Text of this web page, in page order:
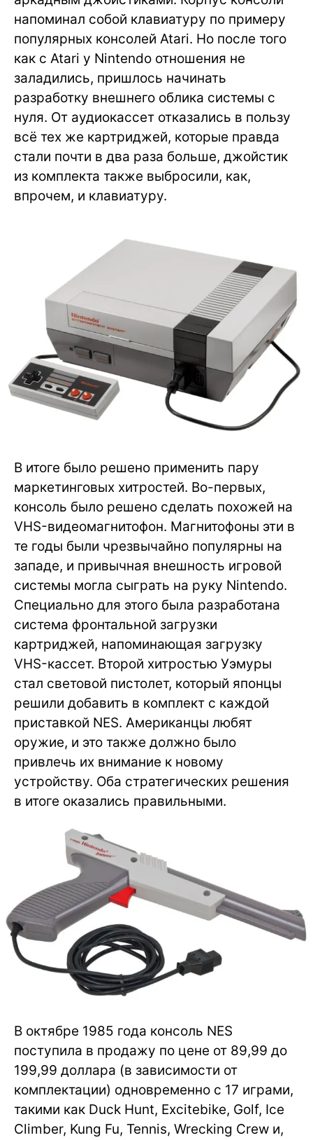
напоминал собой клавиатуру по примеру
популярных консолей Atari. Но после того
как с Atari у Nintendo отношения не
заладились, пришлось начинать
разработку внешнего облика системы с
нуля. От аудиокассет отказались в пользу
всё тех же картриджей, которые правда
стали почти в два раза больше, джойстик
из комплекта также выбросили, как,
впрочем, и клавиатуру.
В итоге было решено применить пару
маркетинговых хитростей. Во-первых,
консоль было решено сделать похожей на
VHS-видеомагнитофон. Магнитофоны эти в
те годы были чрезвычайно популярны на
западе, и привычная внешность игровой
системы могла сыграть на руку Nintendo.
Специально для этого была разработана
система фронтальной загрузки
картриджей, напоминающая загрузку
VHS-кассет. Второй хитростью Уэмуры
стал световой пистолет, который японцы
решили добавить в комплект с каждой
приставкой NES. Американцы любят
оружие, и это также должно было
привлечь их внимание к новому
устройству. Оба стратегических решения
в итоге оказались правильными.
В октябре 1985 года консоль NES
поступила в продажу по цене от 89,99 до
199,99 доллара (в зависимости от
комплектации) одновременно с 17 играми,
такими как Duck Hunt, Excitebike, Golf, Ice
Climber, Kung Fu, Tennis, Wrecking Crew и,